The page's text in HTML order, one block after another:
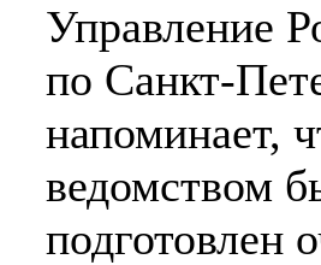
Управление
по Санкт-
напоминает,
ведомством
подготовлен